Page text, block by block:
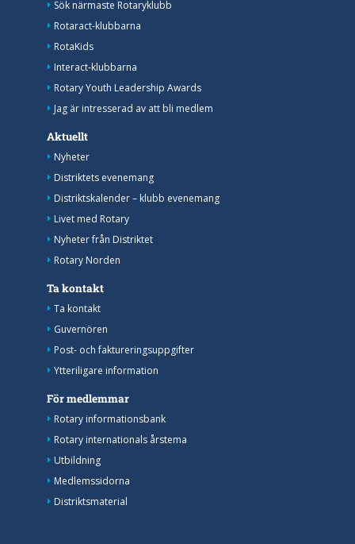
Sök närmaste Rotaryklubb
Rotaract-klubbarna
RotaKids
Interact-klubbarna
Rotary Youth Leadership Awards
Jag är intresserad av att bli medlem
Aktuellt
Nyheter
Distriktets evenemang
Distriktskalender – klubb evenemang
Livet med Rotary
Nyheter från Distriktet
Rotary Norden
Ta kontakt
Ta kontakt
Guvernören
Post- och faktureringsuppgifter
Ytteriligare information
För medlemmar
Rotary informationsbank
Rotary internationals årstema
Utbildning
Medlemssidorna
Distriktsmaterial